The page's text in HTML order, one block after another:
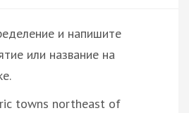
и напишите
или название на
towns northeast of